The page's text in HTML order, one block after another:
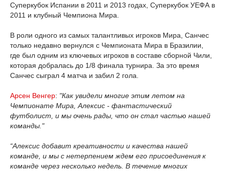
Суперкубок Испании в 2011 и 2013 годах, Суперкубок УЕФА в
2011 и клубный Чемпиона Мира.
В роли одного из самых талантливых игроков Мира, Санчес
только недавно вернулся с Чемпионата Мира в Бразилии,
где был одним из ключевых игроков в составе сборной Чили,
которая добралась до 1/8 финала турнира. За это время
Санчес сыграл 4 матча и забил 2 гола.
Арсен Венгер: "Как увидели многие этим летом на
Чемпионате Мира, Алексис - фантастический
футболист, и мы очень рады, что он стал частью нашей
команды."
“Алексис добавит креативности и качества нашей
команде, и мы с нетерпением ждем его присоединения к
команде через несколько недель. В течение многих